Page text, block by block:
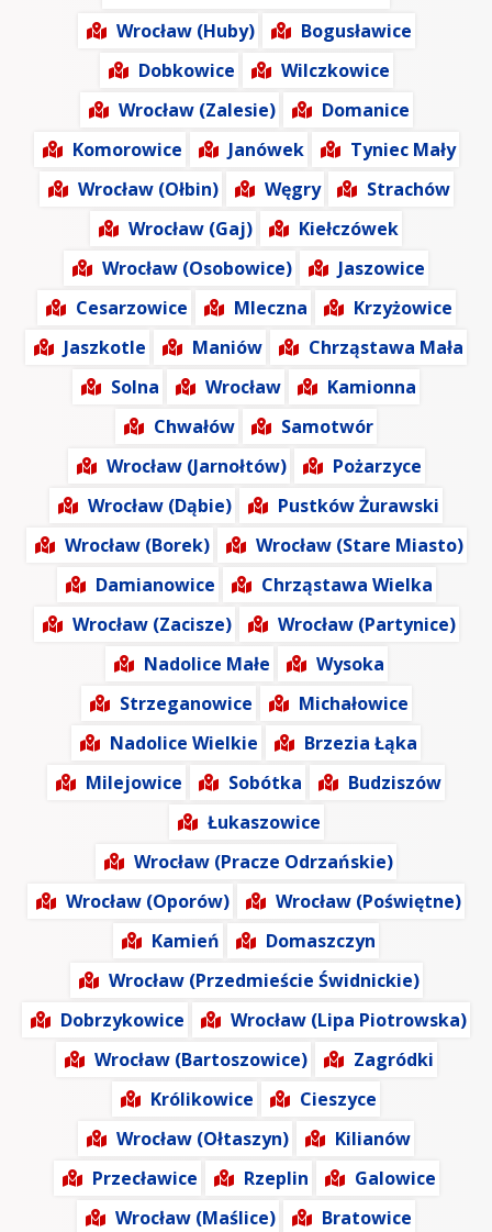
Wrocław (Huby)
Bogusławice
Dobkowice
Wilczkowice
Wrocław (Zalesie)
Domanice
Komorowice
Janówek
Tyniec Mały
Wrocław (Ołbin)
Węgry
Strachów
Wrocław (Gaj)
Kiełczówek
Wrocław (Osobowice)
Jaszowice
Cesarzowice
Mleczna
Krzyżowice
Jaszkotle
Maniów
Chrząstawa Mała
Solna
Wrocław
Kamionna
Chwałów
Samotwór
Wrocław (Jarnołtów)
Pożarzyce
Wrocław (Dąbie)
Pustków Żurawski
Wrocław (Borek)
Wrocław (Stare Miasto)
Damianowice
Chrząstawa Wielka
Wrocław (Zacisze)
Wrocław (Partynice)
Nadolice Małe
Wysoka
Strzeganowice
Michałowice
Nadolice Wielkie
Brzezia Łąka
Milejowice
Sobótka
Budziszów
Łukaszowice
Wrocław (Pracze Odrzańskie)
Wrocław (Oporów)
Wrocław (Poświętne)
Kamień
Domaszczyn
Wrocław (Przedmieście Świdnickie)
Dobrzykowice
Wrocław (Lipa Piotrowska)
Wrocław (Bartoszowice)
Zagródki
Królikowice
Cieszyce
Wrocław (Ołtaszyn)
Kilianów
Przecławice
Rzeplin
Galowice
Wrocław (Maślice)
Bratowice